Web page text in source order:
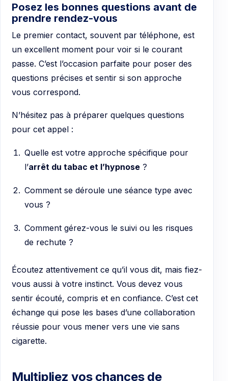
Posez les bonnes questions avant de
prendre rendez-vous
Le premier contact, souvent par téléphone, est
un excellent moment pour voir si le courant
passe. C’est l’occasion parfaite pour poser des
questions précises et sentir si son approche
vous correspond.
N’hésitez pas à préparer quelques questions
pour cet appel :
Quelle est votre approche spécifique pour
l’arrêt du tabac et l’hypnose?
Comment se déroule une séance type avec
vous ?
Comment gérez-vous le suivi ou les risques
de rechute ?
Écoutez attentivement ce qu’il vous dit, mais fiez-
vous aussi à votre instinct. Vous devez vous
sentir écouté, compris et en confiance. C’est cet
échange qui pose les bases d’une collaboration
réussie pour vous mener vers une vie sans
cigarette.
Multipliez vos chances de